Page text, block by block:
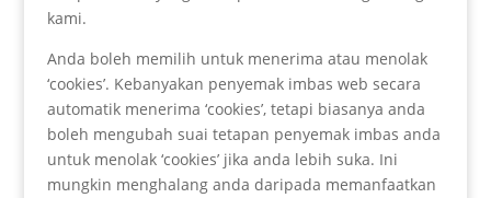
kami.
Anda boleh memilih untuk menerima atau menolak
‘cookies’. Kebanyakan penyemak imbas web secara
automatik menerima ‘cookies’, tetapi biasanya anda
boleh mengubah suai tetapan penyemak imbas anda
untuk menolak ‘cookies’ jika anda lebih suka. Ini
mungkin menghalang anda daripada memanfaatkan